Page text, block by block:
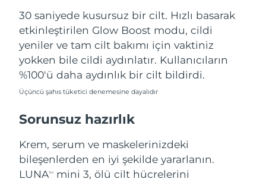
30 saniyede kusursuz bir cilt. Hızlı basarak
etkinleştirilen Glow Boost modu, cildi
yeniler ve tam cilt bakımı için vaktiniz
yokken bile cildi aydınlatır. Kullanıcıların
%100'ü daha aydınlık bir cilt bildirdi.
Üçüncü şahıs tüketici denemesine dayalıdır
Sorunsuz hazırlık
Krem, serum ve maskelerinizdeki
bileşenlerden en iyi şekilde yararlanın.
LUNATM
mini 3, ölü cilt hücrelerini
İsviçre Tahmini teslim tarihi8/10/26
Tayvan Tahmini teslim tarihi
Tayland Tahmini teslim tarihi
Türkiye Tahmini teslim tarihi
Birleşik Arap
Emirlikleri
Birleşik Krallık Tahmini teslim tarihi